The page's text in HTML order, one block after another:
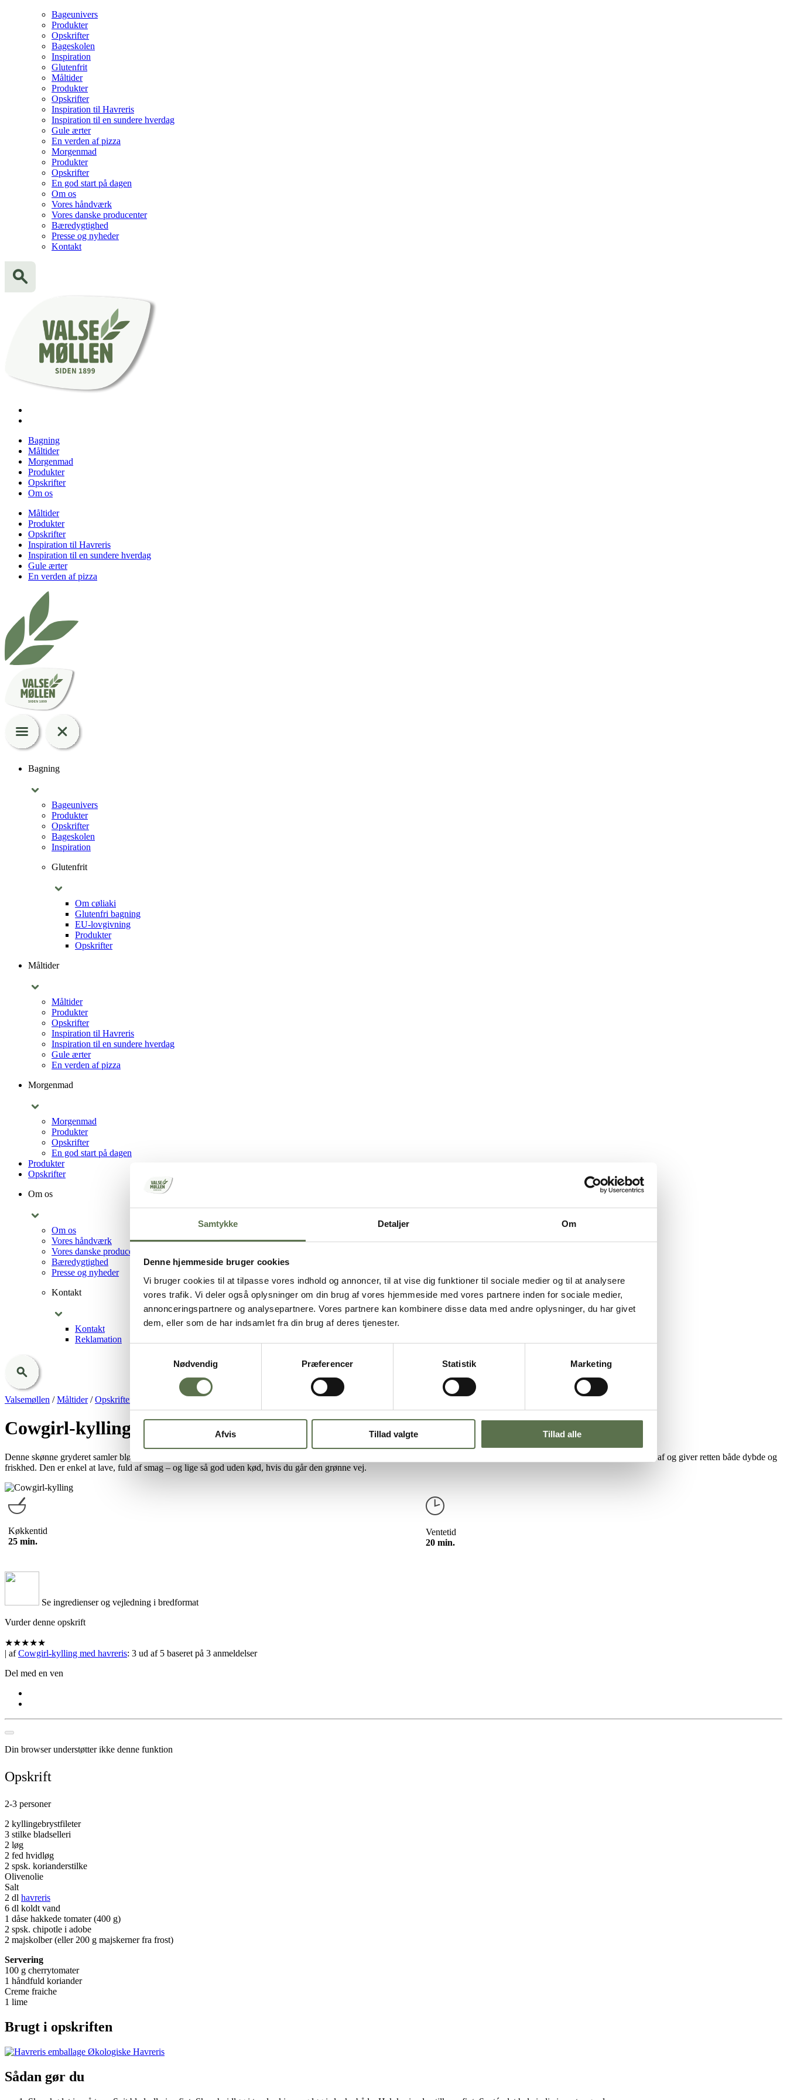
Samtykke Detaljer Om
Denne hjemmeside bruger cookies
Vi bruger cookies til at tilpasse vores indhold og annoncer, til at vise dig funktioner til sociale medier og til at analysere
vores trafik. Vi deler også oplysninger om din brug af vores hjemmeside med vores partnere inden for sociale medier,
annonceringspartnere og analysepartnere. Vores partnere kan kombinere disse data med andre oplysninger, du har givet
dem, eller som de har indsamlet fra din brug af deres tjenester.
Nødvendig
Præferencer Statistik Marketing
Afvis Tillad valgte Tillad alle
Bageunivers
Produkter
Opskrifter
Bageskolen
Inspiration
Glutenfrit
Måltider
Produkter
Opskrifter
Inspiration til Havreris
Inspiration til en sundere hverdag
Gule ærter
En verden af pizza
Morgenmad
Produkter
Opskrifter
En god start på dagen
Om os
Vores håndværk
Vores danske producenter
Bæredygtighed
Presse og nyheder
Kontakt
Bagning
Måltider
Morgenmad
Produkter
Opskrifter
Om os
Måltider
Produkter
Opskrifter
Inspiration til Havreris
Inspiration til en sundere hverdag
Gule ærter
En verden af pizza
Bagning
Bageunivers
Produkter
Opskrifter
Bageskolen
Inspiration
Glutenfrit
Om cøliaki
Glutenfri bagning
EU-lovgivning
Produkter
Opskrifter
Måltider
Måltider
Produkter
Opskrifter
Inspiration til Havreris
Inspiration til en sundere hverdag
Gule ærter
En verden af pizza
Morgenmad
Morgenmad
Produkter
Opskrifter
En god start på dagen
Produkter
Opskrifter
Om os
Om os
Vores håndværk
Vores danske producenter
Bæredygtighed
Presse og nyheder
Kontakt
Kontakt
Reklamation
Valsemøllen /Måltider/Opskrifter Cowgirl-kylling med havreris
Cowgirl-kylling med havreris
Denne skønne gryderet samler bløde havreris, saftigt kød og søde majs i en krydret base med chipotle og tomat. Frisk koriander, lime og en skefuld creme fraiche runder det hele af og giver retten både dybde og
friskhed. Den er enkel at lave, fuld af smag – og lige så god uden kød, hvis du går den grønne vej.
Køkkentid
25 min.
Ventetid
20 min.
Se ingredienser og vejledning i bredformat
Vurder denne opskrift
★★★★★
| afCowgirl-kylling med havreris: 3 ud af 5 baseret på 3 anmeldelser
Del med en ven
Din browser understøtter ikke denne funktion
Opskrift
2-3 personer
2 kyllingebrystfileter
3 stilke bladselleri
2 løg
2 fed hvidløg
2 spsk. korianderstilke
Olivenolie
Salt
2 dl havreris
6 dl koldt vand
1 dåse hakkede tomater (400 g)
2 spsk. chipotle i adobe
2 majskolber (eller 200 g majskerner fra frost)
Servering
100 g cherrytomater
1 håndfuld koriander
Creme fraiche
1 lime
Brugt i opskriften
Økologiske Havreris
Sådan gør du